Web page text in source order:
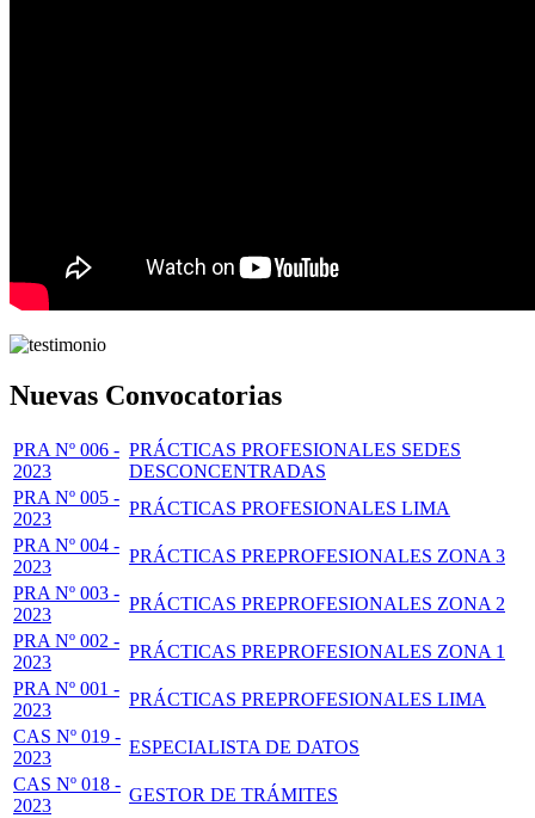
Nuevas Convocatorias
PRA Nº 006 -
2023
PRÁCTICAS PROFESIONALES SEDES
DESCONCENTRADAS
PRA Nº 005 -
2023
PRÁCTICAS PROFESIONALES LIMA
PRA Nº 004 -
2023
PRÁCTICAS PREPROFESIONALES ZONA 3
PRA Nº 003 -
2023
PRÁCTICAS PREPROFESIONALES ZONA 2
PRA Nº 002 -
2023
PRÁCTICAS PREPROFESIONALES ZONA 1
PRA Nº 001 -
2023
PRÁCTICAS PREPROFESIONALES LIMA
CAS Nº 019 -
2023
ESPECIALISTA DE DATOS
CAS Nº 018 -
2023
GESTOR DE TRÁMITES